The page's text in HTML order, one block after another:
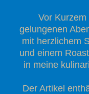
Vor
gelungenen
mit herzlichem
und einem
in meine
Der Artikel